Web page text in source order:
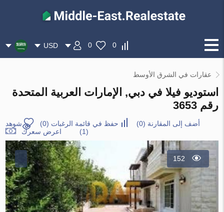
0
0
USD
عقارات في الشرق الأوسط
استوديو فيلا في دبي, الإمارات العربية المتحدة
رقم 3653
أضف إلى المقارنة (
0
) حفظ في قائمة الرغبات (
0
)
شوهد
(1)
اعرض سعرك
152